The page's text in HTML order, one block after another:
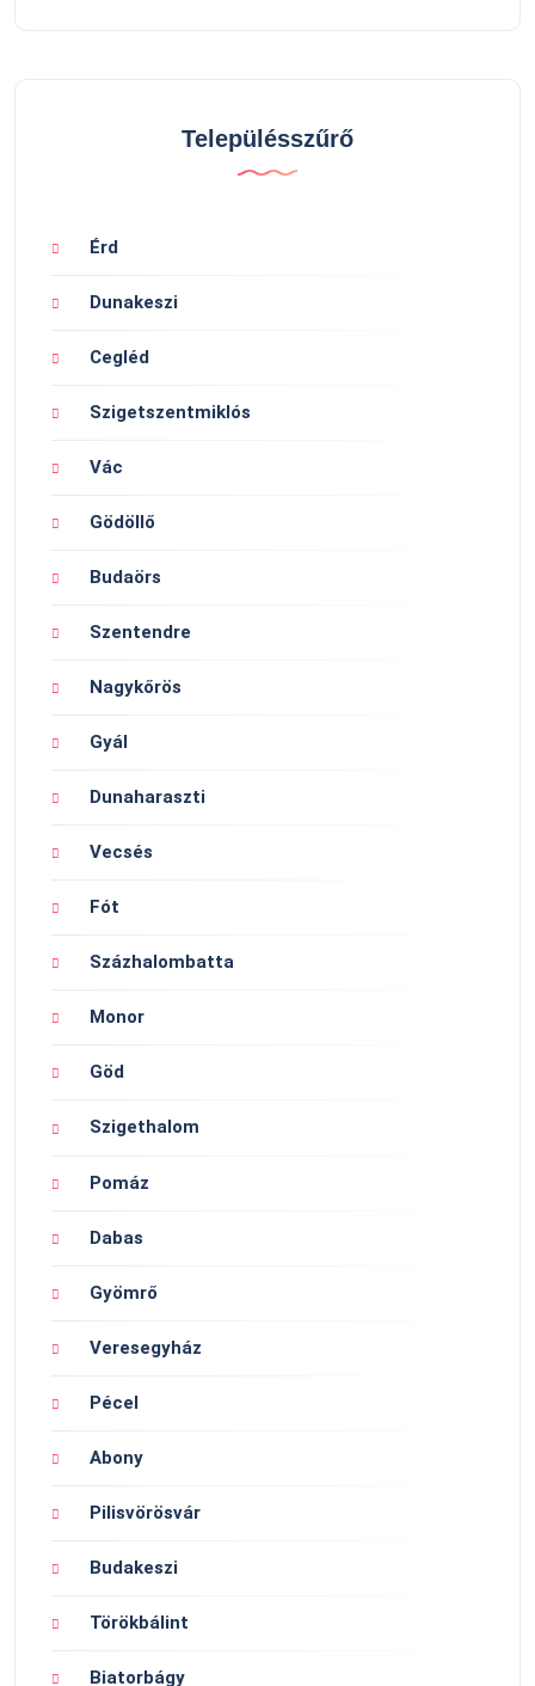
Településszűrő
Érd
Dunakeszi
Cegléd
Szigetszentmiklós
Vác
Gödöllő
Budaörs
Szentendre
Nagykőrös
Gyál
Dunaharaszti
Vecsés
Fót
Százhalombatta
Monor
Göd
Szigethalom
Pomáz
Dabas
Gyömrő
Veresegyház
Pécel
Abony
Pilisvörösvár
Budakeszi
Törökbálint
Biatorbágy